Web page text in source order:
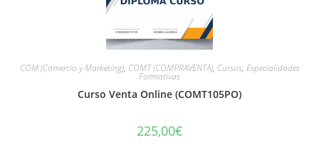
COM (Comercio y Marketing), COMT (COMPRAVENTA), Cursos, Especialidades
Formativas
Curso Venta Online (COMT105PO)
225,00€